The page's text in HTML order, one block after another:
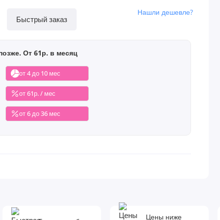
Быстрый заказ
Нашли дешевле?
От 61р. в месяц
от 4 до 10 мес
от 61р. / мес
от 6 до 36 мес
Цены ниже